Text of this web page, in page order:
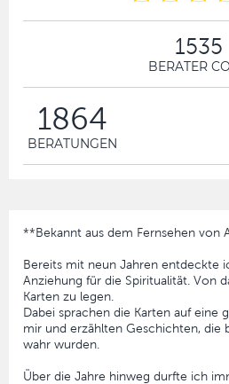
1535
BERATER
1864
BERATUNGEN
**Bekannt aus dem Fernsehen von
Bereits mit neun Jahren entdeckte
Anziehung für die Spiritualität. Von
Karten zu legen.
Dabei sprachen die Karten auf eine
mir und erzählten Geschichten, die
wahr wurden.
Über die Jahre hinweg durfte ich